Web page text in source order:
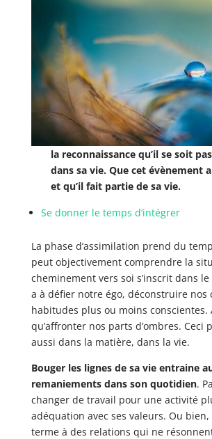
la reconnaissance qu’il se soit
dans sa vie. Que cet évènement
et qu’il fait partie de sa vie.
Se donner le temps d’intégrer
La phase d’assimilation prend du
peut objectivement comprendre la
cheminement vers soi s’inscrit dans
a à défier notre égo, déconstruire nos
habitudes plus ou moins conscientes.
qu’affronter nos parts d’ombres. Ceci
aussi dans la matière, dans la vie.
Bouger les lignes de sa vie entraine
remaniements dans son quotidien.
changer de travail pour une activité
adéquation avec ses valeurs. Ou
terme à des relations qui ne